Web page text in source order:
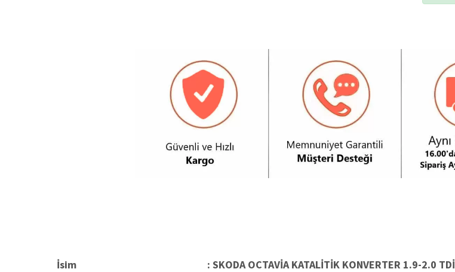
İsim
: SKODA OCTAVİA KATALİTİK KONVERTER 1.9-2.0 TDİ